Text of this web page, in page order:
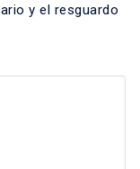
y el resguardo